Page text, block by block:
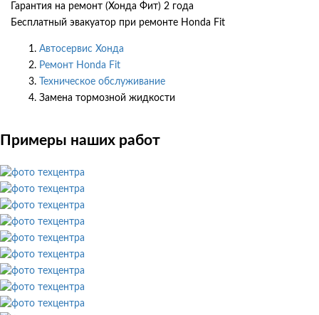
Гарантия на ремонт (Хонда Фит) 2 года
Бесплатный эвакуатор при ремонте Honda Fit
Автосервис Хонда
Ремонт Honda Fit
Техническое обслуживание
Замена тормозной жидкости
Примеры наших работ